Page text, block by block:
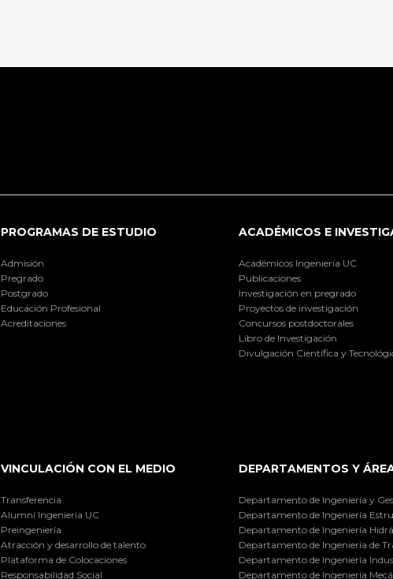
PROGRAMAS DE ESTUDIO
Admisión
Pregrado
Postgrado
Educación Profesional
Acreditaciones
ACADÉMICOS E
Académicos Ingeniería UC
Publicaciones
Investigación en pregrado
Proyectos de investigación
Concursos postdoctorales
Libro de Investigación
Divulgación Científica y
VINCULACIÓN CON EL MEDIO
Transferencia
Alumni Ingeniería UC
Preingeniería
Atracción y desarrollo de talento
Plataforma de Colocaciones
Responsabilidad Social
DEPARTAMENTOS Y
Departamento de Ingeniería y
Departamento de Ingeniería
Departamento de Ingeniería
Departamento de Ingeniería de
Departamento de Ingeniería
Departamento de Ingeniería